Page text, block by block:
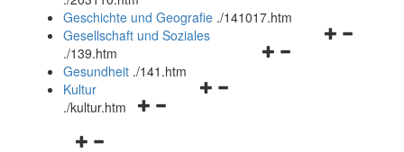
und
schließen
Geschichte und Geografie ./141017.htm
Navigationsmenü
Gesellschaft und Soziales
./139.htm
Navigationsmenü
Gesundheit ./141.htm
Navigationsmenü
Kultur
./kultur.htm
Navigationsmenü